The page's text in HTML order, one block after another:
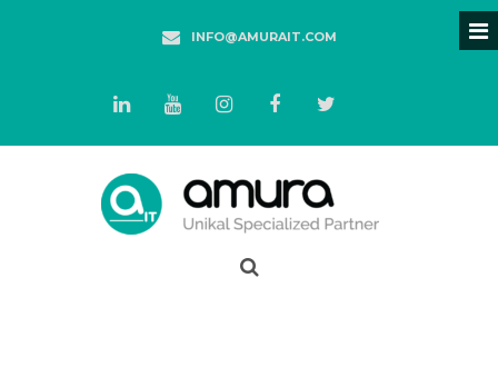
INFO@AMURAIT.COM